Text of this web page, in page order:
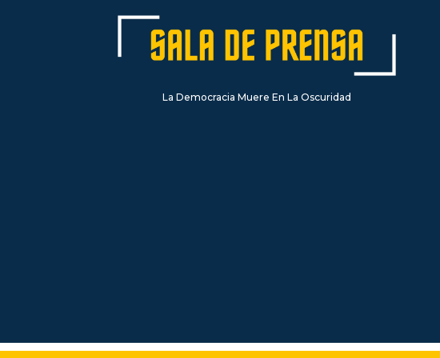
La Democracia Muere En La Oscuridad